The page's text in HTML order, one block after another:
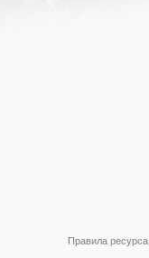
Правила ресурса